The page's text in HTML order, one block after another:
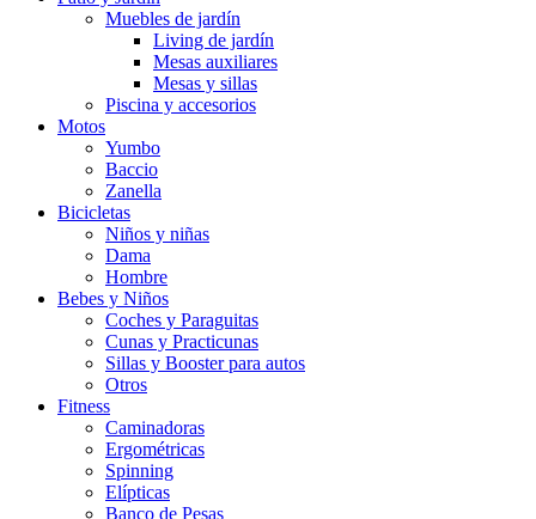
Muebles de jardín
Living de jardín
Mesas auxiliares
Mesas y sillas
Piscina y accesorios
Motos
Yumbo
Baccio
Zanella
Bicicletas
Niños y niñas
Dama
Hombre
Bebes y Niños
Coches y Paraguitas
Cunas y Practicunas
Sillas y Booster para autos
Otros
Fitness
Caminadoras
Ergométricas
Spinning
Elípticas
Banco de Pesas